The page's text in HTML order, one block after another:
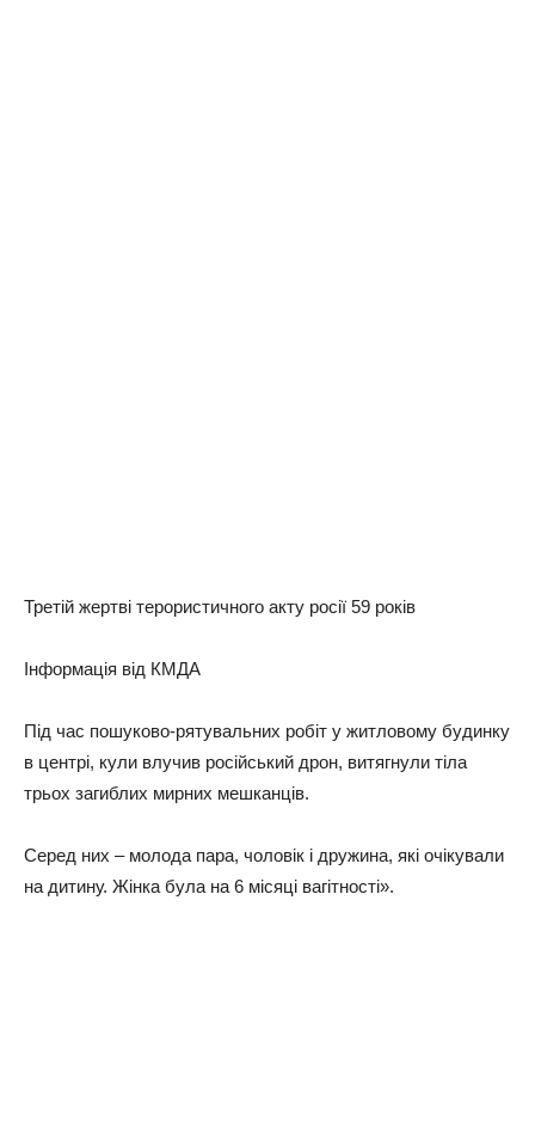
Третій жертві терористичного акту росії 59 років
Інформацiя вiд КМДА
Під час пошуково-рятувальних робіт у житловому будинку
в центрі, кули влучив російський дрон, витягнули тіла
трьох загиблих мирних мешканців.
Серед них – молода пара, чоловік і дружина, які очікували
на дитину. Жінка була на 6 місяці вагітності».